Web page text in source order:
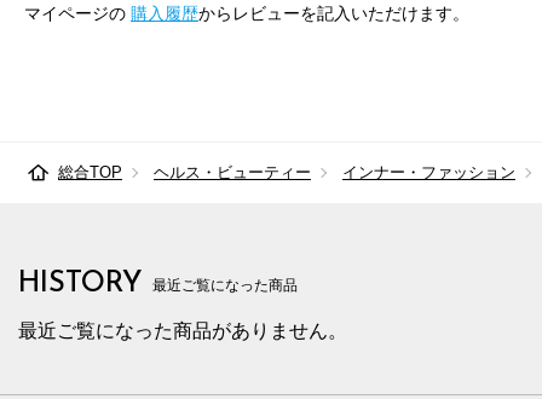
マイページの 購入履歴からレビューを記入いただけます。
総合TOP ヘルス・ビューティー インナー・ファッション
HISTORY 最近ご覧になった商品
最近ご覧になった商品がありません。